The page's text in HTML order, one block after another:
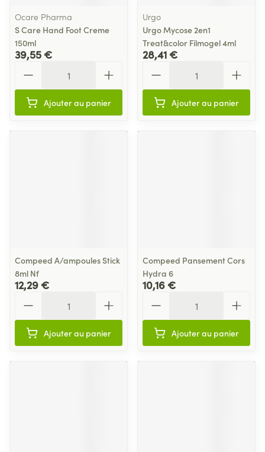
Ocare Pharma
S Care Hand Foot Creme
150ml
39,55 €
Ajouter au panier
Urgo
Urgo Mycose 2en1
Treat&color Filmogel 4ml
28,41 €
Ajouter au panier
Compeed A/ampoules Stick
8ml Nf
12,29 €
Ajouter au panier
Compeed Pansement Cors
Hydra 6
10,16 €
Ajouter au panier